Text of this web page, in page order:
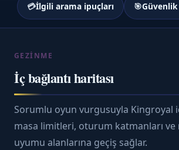
💳İlgili arama ipuçları 🎯
GEZINME
İç bağlantı haritası
Sorumlu oyun vurgusuyla Kingroyal
masa limitleri, oturum katmanları ve
uyumu alanlarına geçiş sağlar.